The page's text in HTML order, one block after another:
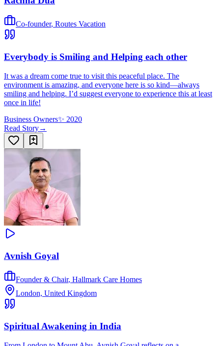
Co-founder, Routes Vacation
Everybody is Smiling and Helping each other
It was a dream come true to visit this peaceful place. The
environment is amazing, and everyone here is so kind—always
smiling and helping. I’d suggest everyone to experience this at least
once in life!
Business Owners✨ 2020
Read Story→
Avnish Goyal
Founder & Chair, Hallmark Care Homes
London, United Kingdom
Spiritual Awakening in India